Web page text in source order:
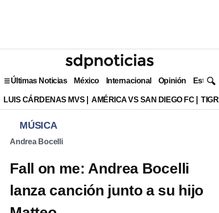
Últimas Noticias México Internacional Opinión Estilo
LUIS CÁRDENAS MVS AMÉRICA VS SAN DIEGO FC
MÚSICA
Andrea Bocelli
Fall on me: Andrea Bocelli
lanza canción junto a su hijo